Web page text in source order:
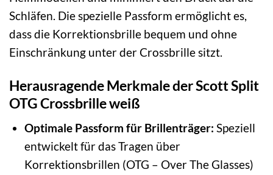
Schläfen. Die spezielle Passform ermöglicht es,
dass die Korrektionsbrille bequem und ohne
Einschränkung unter der Crossbrille sitzt.
Herausragende Merkmale der Scott Split
OTG Crossbrille weiß
Optimale Passform für Brillenträger: Speziell
entwickelt für das Tragen über
Korrektionsbrillen (OTG – Over The Glasses)